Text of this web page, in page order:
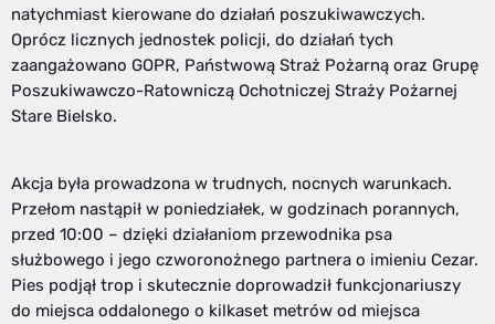
natychmiast kierowane do działań poszukiwawczych.
Oprócz licznych jednostek policji, do działań tych
zaangażowano GOPR, Państwową Straż Pożarną oraz Grupę
Poszukiwawczo-Ratowniczą Ochotniczej Straży Pożarnej
Stare Bielsko.
Akcja była prowadzona w trudnych, nocnych warunkach.
Przełom nastąpił w poniedziałek, w godzinach porannych,
przed 10:00 – dzięki działaniom przewodnika psa
służbowego i jego czworonożnego partnera o imieniu Cezar.
Pies podjął trop i skutecznie doprowadził funkcjonariuszy
do miejsca oddalonego o kilkaset metrów od miejsca